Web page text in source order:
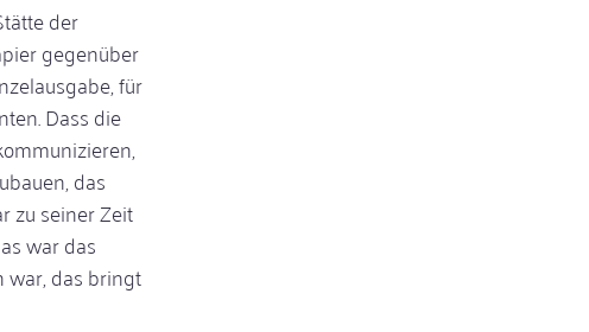
der
gegenüber
für
Dass die
das
zu seiner Zeit
war das
war, das bringt